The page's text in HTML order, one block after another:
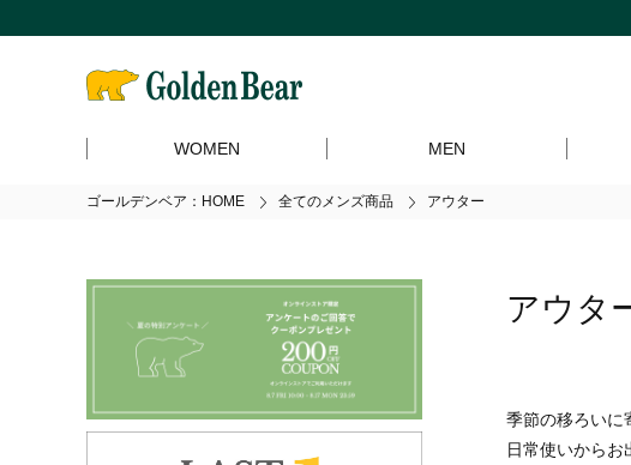
WOMEN MEN
ゴールデンベア：HOME 全てのメンズ商品 アウター
アウタ
季節の移ろいに
日常使いからお